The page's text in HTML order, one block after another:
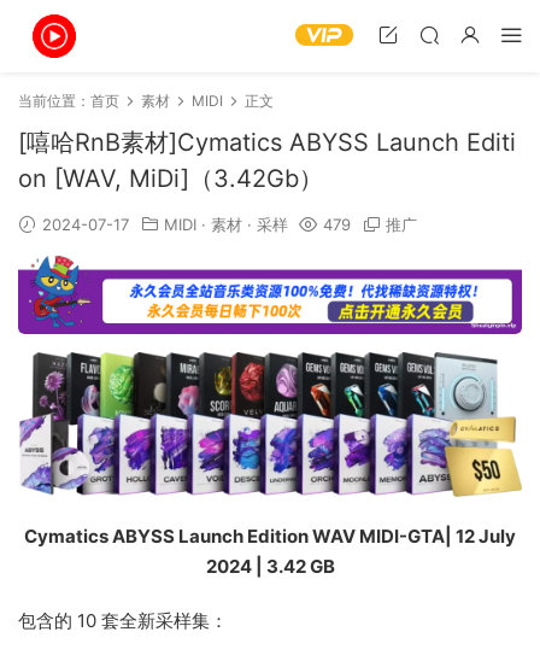
当前位置： 首页 素材 MIDI 正文
[嘻哈RnB素材]Cymatics ABYSS Launch Editi
on [WAV, MiDi]（3.42Gb）
2024-07-17 MIDI · 素材 · 采样 479 推广
Cymatics ABYSS Launch Edition WAV MIDI-GTA| 12 July
2024 | 3.42 GB
包含的 10 套全新采样集：